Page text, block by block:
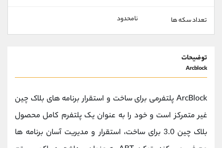
تعداد سکه ها نامحدود
توضیحات
Arcblock
ArcBlock پلتفرمی برای ساخت و استقرار برنامه های بلاک چین
غیر متمرکز است و خود را به عنوان یک پلتفرم کامل محصول
بلاک چین 3.0 برای ساخت، استقرار و مدیریت آسان برنامه ها